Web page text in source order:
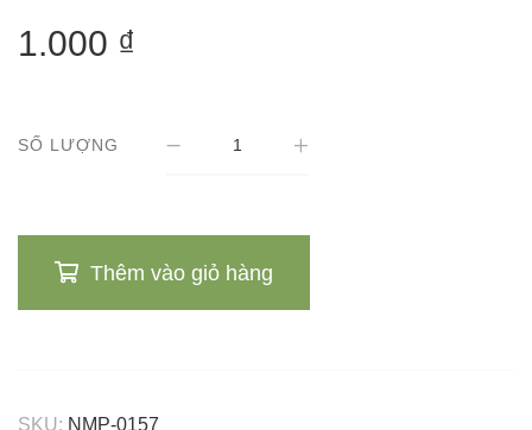
1.000 ₫
SỐ LƯỢNG
Thêm vào giỏ hàng
SKU: NMP-0157